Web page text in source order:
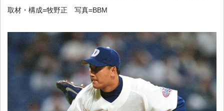
取材・構成=牧野正 写真=BBM